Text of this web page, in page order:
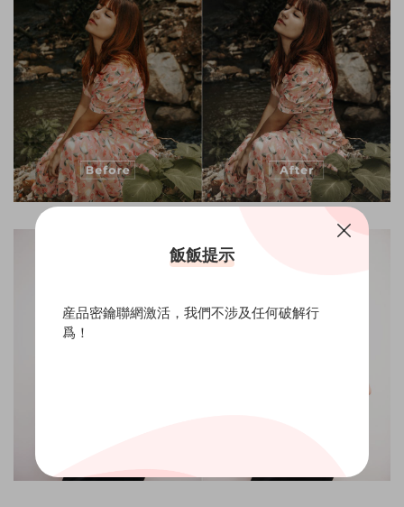
飯飯提示
産品密鑰聯網激活，我們不涉及任何破解行
爲！